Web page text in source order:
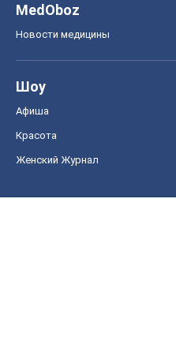
MedOboz
Новости медицины
Шоу
Афиша
Красота
Женский Журнал